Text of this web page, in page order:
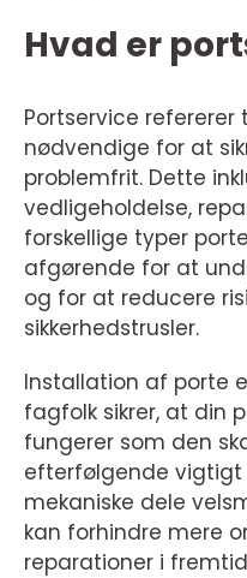
Hvad er
Portservice
nødvendige for at
problemfrit. Dette
vedligeholdelse,
forskellige typer
afgørende for at
og for at reducere
sikkerhedstrusler.
Installation af porte
fagfolk sikrer, at din
fungerer som den
efterfølgende
mekaniske dele
kan forhindre mere
reparationer i